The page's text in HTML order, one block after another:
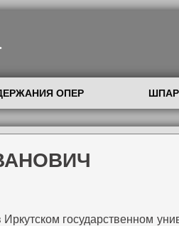
ОПЕР
государственном